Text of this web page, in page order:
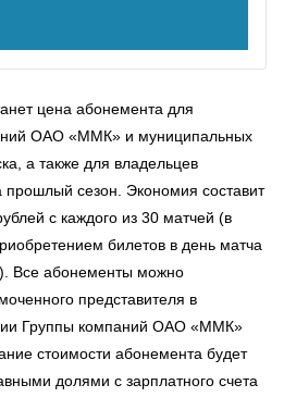
цена абонемента для
ОАО «ММК» и муниципальных
а также для владельцев
сезон. Экономия составит
с каждого из 30 матчей (в
билетов в день матча
Все абонементы можно
представителя в
Группы компаний ОАО «ММК»
стоимости абонемента будет
долями с зарплатного счета